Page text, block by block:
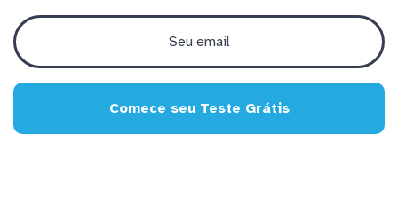
Comece seu Teste Grátis